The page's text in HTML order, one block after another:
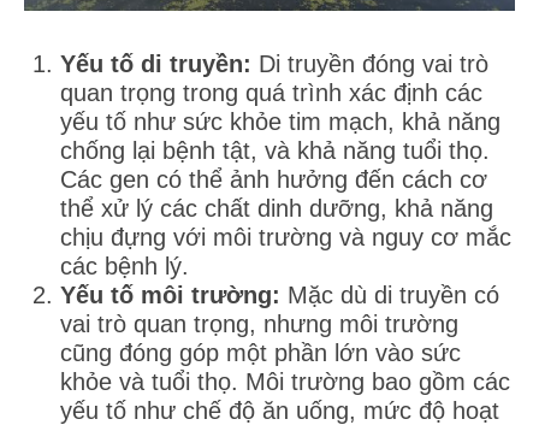
Yếu tố di truyền: Di truyền đóng vai trò
quan trọng trong quá trình xác định các
yếu tố như sức khỏe tim mạch, khả năng
chống lại bệnh tật, và khả năng tuổi thọ.
Các gen có thể ảnh hưởng đến cách cơ
thể xử lý các chất dinh dưỡng, khả năng
chịu đựng với môi trường và nguy cơ mắc
các bệnh lý.
Yếu tố môi trường: Mặc dù di truyền có
vai trò quan trọng, nhưng môi trường
cũng đóng góp một phần lớn vào sức
khỏe và tuổi thọ. Môi trường bao gồm các
yếu tố như chế độ ăn uống, mức độ hoạt